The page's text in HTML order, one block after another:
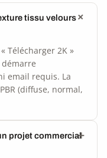
tissu velours
Télécharger 2K »
email requis. La
(diffuse, normal,
projet commercial